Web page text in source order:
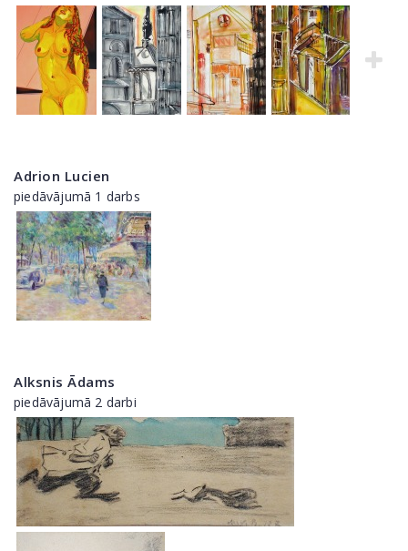
Adrion Lucien
piedāvājumā 1 darbs
Alksnis Ādams
piedāvājumā 2 darbi